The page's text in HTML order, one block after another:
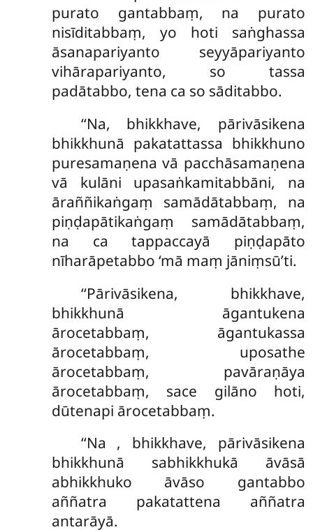
purato gantabbaṃ, na purato
nisīditabbaṃ, yo hoti saṅghassa
āsanapariyanto seyyāpariyanto
vihārapariyanto, so tassa
padātabbo, tena ca so sāditabbo.
‘‘Na, bhikkhave, pārivāsikena
bhikkhunā pakatattassa bhikkhuno
puresamaṇena vā pacchāsamaṇena
vā kulāni upasaṅkamitabbāni, na
āraññikaṅgaṃ samādātabbaṃ, na
piṇḍapātikaṅgaṃ samādātabbaṃ,
na ca tappaccayā piṇḍapāto
nīharāpetabbo ‘mā maṃ jāniṃsū’ti.
‘‘Pārivāsikena, bhikkhave,
bhikkhunā āgantukena
ārocetabbaṃ, āgantukassa
ārocetabbaṃ, uposathe
ārocetabbaṃ, pavāraṇāya
ārocetabbaṃ, sace gilāno hoti,
dūtenapi ārocetabbaṃ.
‘‘Na , bhikkhave, pārivāsikena
bhikkhunā sabhikkhukā āvāsā
abhikkhuko āvāso gantabbo
aññatra pakatattena aññatra
antarāyā.